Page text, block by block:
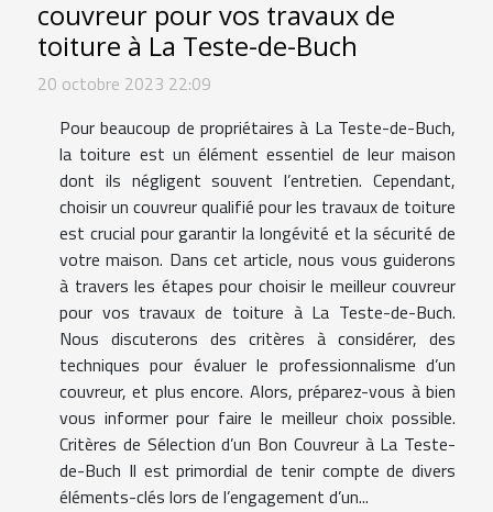
couvreur pour vos travaux de
toiture à La Teste-de-Buch
20 octobre 2023 22:09
Pour beaucoup de propriétaires à La Teste-de-Buch,
la toiture est un élément essentiel de leur maison
dont ils négligent souvent l’entretien. Cependant,
choisir un couvreur qualifié pour les travaux de toiture
est crucial pour garantir la longévité et la sécurité de
votre maison. Dans cet article, nous vous guiderons
à travers les étapes pour choisir le meilleur couvreur
pour vos travaux de toiture à La Teste-de-Buch.
Nous discuterons des critères à considérer, des
techniques pour évaluer le professionnalisme d’un
couvreur, et plus encore. Alors, préparez-vous à bien
vous informer pour faire le meilleur choix possible.
Critères de Sélection d’un Bon Couvreur à La Teste-
de-Buch Il est primordial de tenir compte de divers
éléments-clés lors de l’engagement d’un...